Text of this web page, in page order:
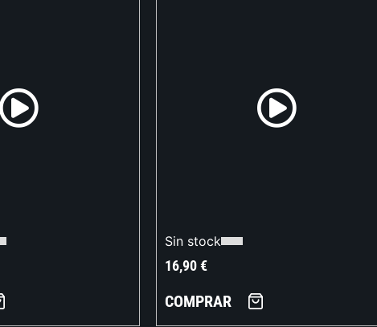
Sin stock
16,90€
COMPRAR